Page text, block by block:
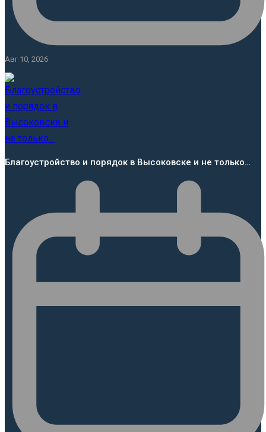
Авг 10, 2026
Благоустройство и порядок в Высоковске и не только…